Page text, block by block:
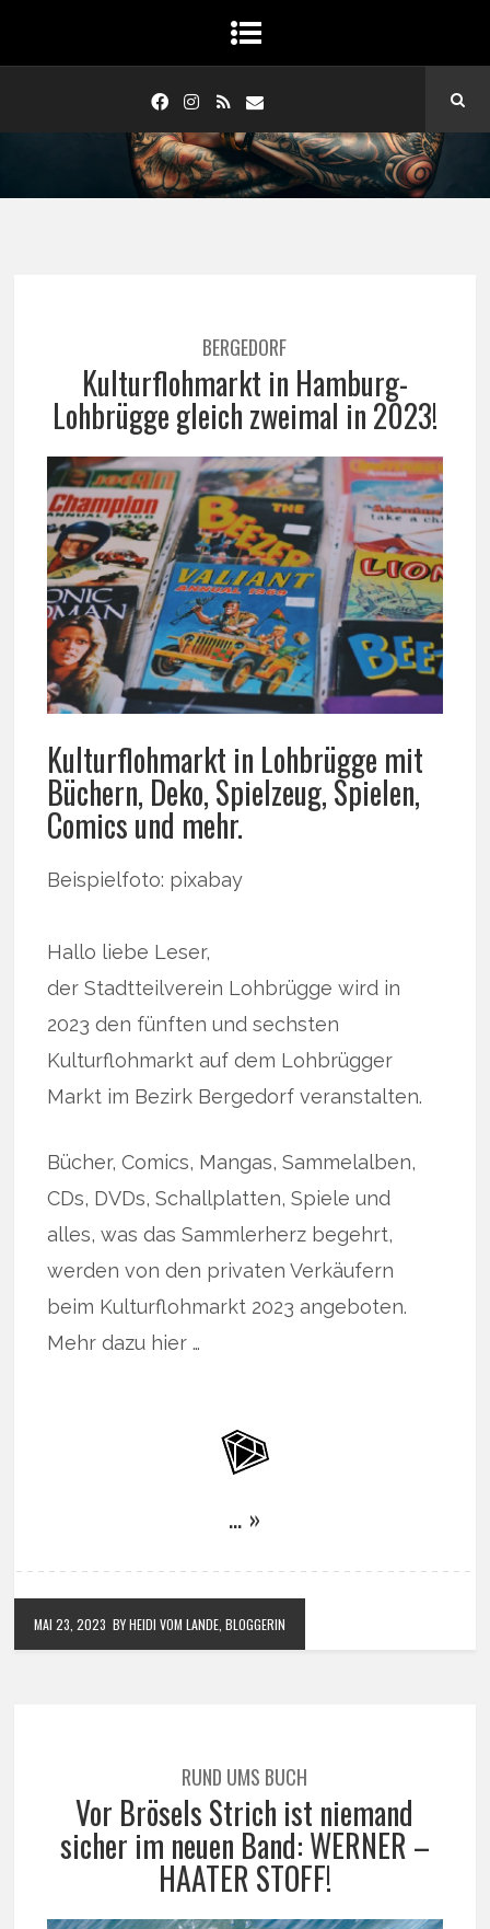
BERGEDORF
Kulturflohmarkt in Hamburg-
Lohbrügge gleich zweimal in 2023!
Kulturflohmarkt in Lohbrügge mit
Büchern, Deko, Spielzeug, Spielen,
Comics und mehr.
Beispielfoto: pixabay
Hallo liebe Leser,
der Stadtteilverein Lohbrügge wird in
2023 den fünften und sechsten
Kulturflohmarkt auf dem Lohbrügger
Markt im Bezirk Bergedorf veranstalten.
Bücher, Comics, Mangas, Sammelalben,
CDs, DVDs, Schallplatten, Spiele und
alles, was das Sammlerherz begehrt,
werden von den privaten Verkäufern
beim Kulturflohmarkt 2023 angeboten.
Mehr dazu hier …
… »
MAI 23, 2023 BY HEIDI VOM LANDE, BLOGGERIN
RUND UMS BUCH
Vor Brösels Strich ist niemand
sicher im neuen Band: WERNER –
HAATER STOFF!